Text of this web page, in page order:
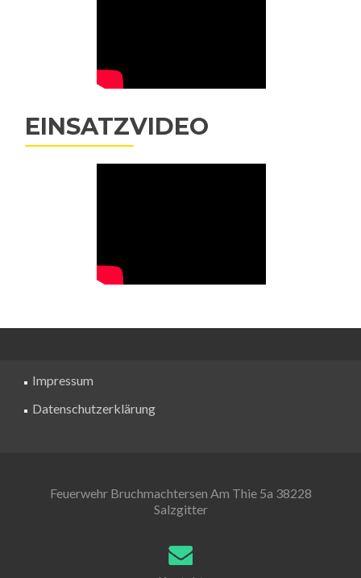
EINSATZVIDEO
Impressum
Datenschutzerklärung
Feuerwehr Bruchmachtersen Am Thie 5a 38228
Salzgitter